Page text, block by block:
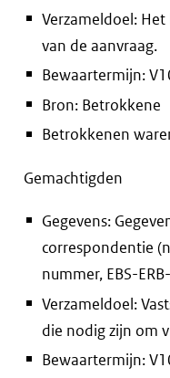
Verzameldoel:
van de aanvraag.
Bewaartermijn:
Bron: Betrokkene
Betrokkenen
Gemachtigden
Gegevens:
correspondentie
nummer, EBS-
Verzameldoel:
die nodig zijn om
Bewaartermijn: